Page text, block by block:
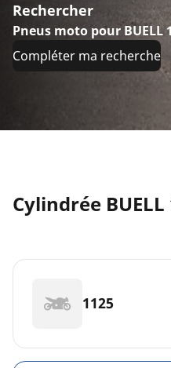
Rechercher
Pneus moto pour BUELL
Compléter ma recherche
Cylindrée BUELL
1125